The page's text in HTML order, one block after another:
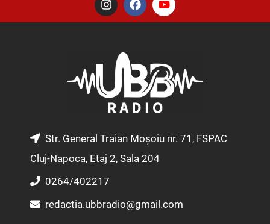
n
s
m
a
c
o
k
o
u
e
Str. General Traian Moșoiu nr. 71, FSPAC
Cluj-Napoca, Etaj 2, Sala 204
0264/402217
redactia.ubbradio@gmail.com